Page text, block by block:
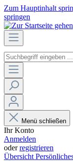
Zum Hauptinhalt
springen
Menü schließen
Ihr Konto
Anmelden
oderregistrieren
Übersicht